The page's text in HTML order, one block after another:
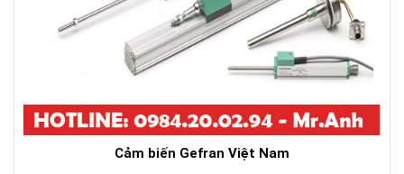
Cảm biến Gefran Việt Nam